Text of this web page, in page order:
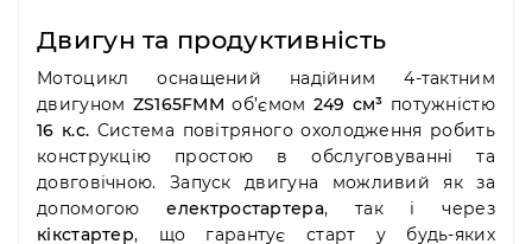
Двигун та продуктивність
Мотоцикл оснащений надійним 4-тактним
двигуном ZS165FMM об’ємом 249 см³ потужністю
16 к.с. Система повітряного охолодження робить
конструкцію простою в обслуговуванні та
довговічною. Запуск двигуна можливий як за
допомогоюелектростартера, так і через
кікстартер, що гарантує старт у будь-яких